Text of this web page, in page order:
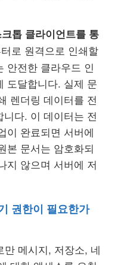
톱 클라이언트를 통
로 원격으로 인쇄할
안전한 클라우드 인
도달합니다. 실제 문
렌더링 데이터를 전
다. 이 데이터는 전
이 완료되면 서버에
본 문서는 암호화되
지 않으며 서버에 저
권한이 필요한가
만 메시지, 저장소, 네